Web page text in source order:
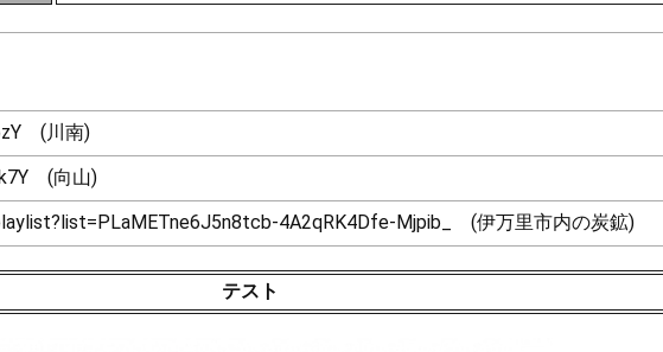
(川南)
(向山)
4A2qRK4Dfe-Mjpib_ (伊万里市内の炭鉱)
テスト